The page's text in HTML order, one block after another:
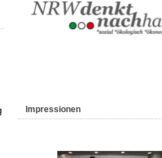
Impressionen